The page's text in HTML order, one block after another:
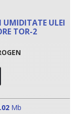
ULEI
TOR-2
Mb